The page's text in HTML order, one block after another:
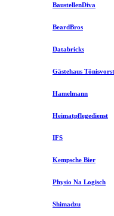
BaustellenDiva
BeardBros
Databricks
Gästehaus Tönisvorst
Hamelmann
Heimatpflegedienst
IFS
Kempsche Bier
Physio Na Logisch
Shimadzu